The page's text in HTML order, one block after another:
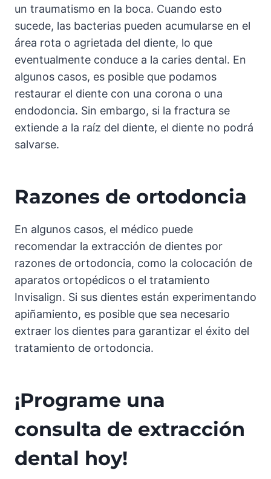
un traumatismo en la boca. Cuando esto
sucede, las bacterias pueden acumularse en el
área rota o agrietada del diente, lo que
eventualmente conduce a la caries dental. En
algunos casos, es posible que podamos
restaurar el diente con una corona o una
endodoncia. Sin embargo, si la fractura se
extiende a la raíz del diente, el diente no podrá
salvarse.
Razones de ortodoncia
En algunos casos, el médico puede
recomendar la extracción de dientes por
razones de ortodoncia, como la colocación de
aparatos ortopédicos o el tratamiento
Invisalign. Si sus dientes están experimentando
apiñamiento, es posible que sea necesario
extraer los dientes para garantizar el éxito del
tratamiento de ortodoncia.
¡Programe una
consulta de extracción
dental hoy!